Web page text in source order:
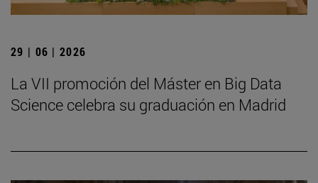
29 | 06 | 2026
La VII promoción del Máster en Big Data
Science celebra su graduación en Madrid